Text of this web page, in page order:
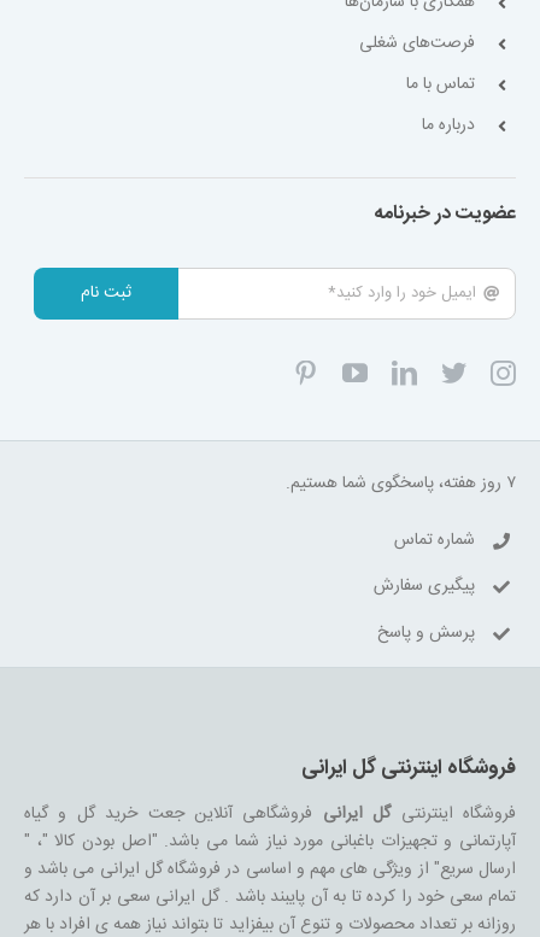
فرصت‌های شغلی
تماس با ما
درباره ما
عضویت در خبرنامه
ثبت نام
۷ روز هفته، پاسخگوی شما هستیم.
شماره تماس
پیگیری سفارش
پرسش و پاسخ
فروشگاه اینترنتی گل ایرانی
فروشگاه اینترنتیگل ایرانی فروشگاهی آنلاین جعت خرید گل و گیاه
آپارتمانی و تجهیزات باغبانی مورد نیاز شما می باشد. "اصل بودن کالا "، "
ارسال سریع" از ویژگی های مهم و اساسی در فروشگاه گل ایرانی می باشد و
تمام سعی خود را کرده تا به آن پایبند باشد . گل ایرانی سعی بر آن دارد که
روزانه بر تعداد محصولات و تنوع آن بیفزاید تا بتواند نیاز همه ی افراد با هر